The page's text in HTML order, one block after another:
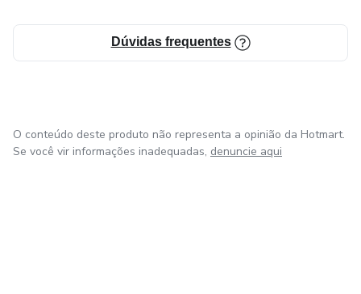
Dúvidas frequentes
O conteúdo deste produto não representa a opinião da Hotmart.
Se você vir informações inadequadas, denuncie aqui